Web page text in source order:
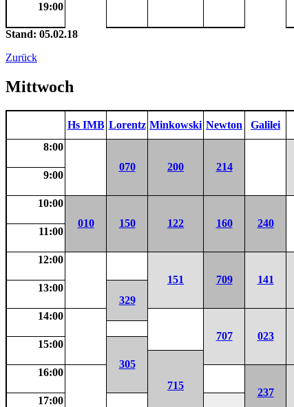
19:00
Stand: 05.02.18
Zurück
Mittwoch
Hs IMB Lorentz Minkowski Newton Galilei
8:00
070
200 214
9:00
10:00
010
150 122 160 240
11:00
12:00
151
709 141
13:00
329
14:00
707
023
15:00
305
715
16:00
237
17:00